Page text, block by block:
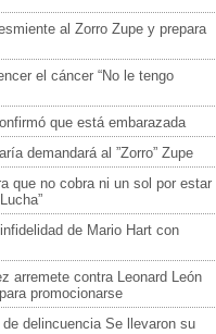
al Zorro Zupe y prepara
el cáncer “No le tengo
que está embarazada
demandará al ”Zorro” Zupe
que no cobra ni un sol por estar
de Mario Hart con
arremete contra Leonard León
promocionarse
delincuencia Se llevaron su